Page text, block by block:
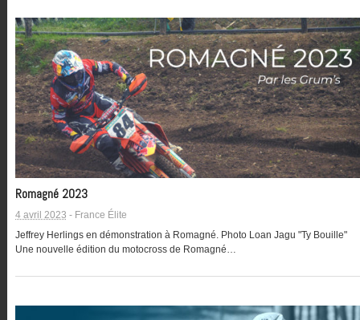
Romagné 2023
4 avril 2023 - France Élite
Jeffrey Herlings en démonstration à Romagné. Photo Loan Jagu "Ty Bouille"
Une nouvelle édition du motocross de Romagné…